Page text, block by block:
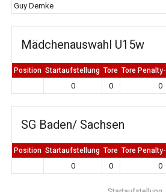
Guy Demke
Mädchenauswahl U15w
Position Startaufstellung Tore Tore
0 0 0
SG Baden/ Sachsen
Position Startaufstellung Tore Tore
0 0 0